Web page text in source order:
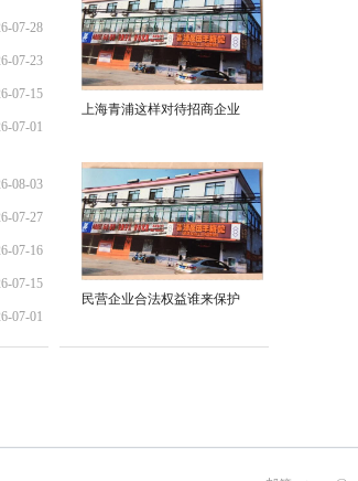
07-28
07-23
07-15
07-01
08-03
07-27
07-16
07-15
07-01
上海青浦这样对待招商企业
民营企业合法权益谁来保护